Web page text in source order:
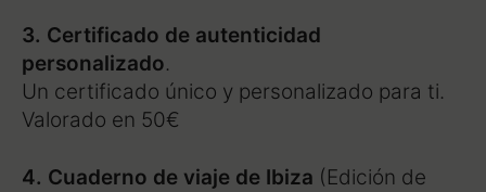
3. Certificado de autenticidad
personalizado.
Un certificado único y personalizado para ti.
Valorado en 50€
4. Cuaderno de viaje de Ibiza (Edición de